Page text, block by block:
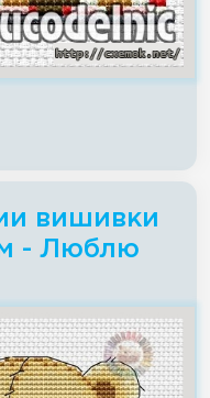
вишивки
- Люблю